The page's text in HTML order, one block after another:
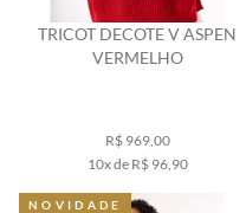
TRICOT DECOTE V ASPEN
VERMELHO
R$ 969,00
10x de R$ 96,90
NOVIDADE